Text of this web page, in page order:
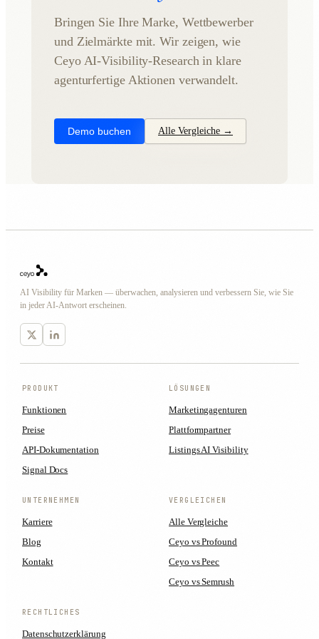
Bringen Sie Ihre Marke, Wettbewerber
und Zielmärkte mit. Wir zeigen, wie
Ceyo AI-Visibility-Research in klare
agenturfertige Aktionen verwandelt.
Demo buchen Alle Vergleiche →
AI Visibility für Marken — überwachen, analysieren und verbessern Sie, wie Sie
in jeder AI-Antwort erscheinen.
PRODUKT
Funktionen
Preise
API-Dokumentation
Signal Docs
LÖSUNGEN
Marketingagenturen
Plattformpartner
Listings AI Visibility
UNTERNEHMEN
Karriere
Blog
Kontakt
VERGLEICHEN
Alle Vergleiche
Ceyo vs Profound
Ceyo vs Peec
Ceyo vs Semrush
RECHTLICHES
Datenschutzerklärung